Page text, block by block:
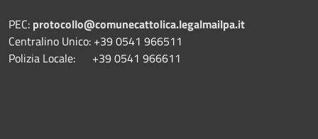
PEC: protocollo@comunecattolica.legalmailpa.it
Centralino Unico: +39 0541 966511
Polizia Locale: +39 0541 966611